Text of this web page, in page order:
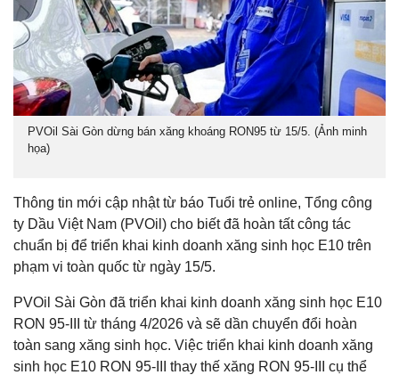
PVOil Sài Gòn dừng bán xăng khoáng RON95 từ 15/5. (Ảnh minh
họa)
Thông tin mới cập nhật từ báo Tuổi trẻ online, Tổng công
ty Dầu Việt Nam (PVOil) cho biết đã hoàn tất công tác
chuẩn bị để triển khai kinh doanh xăng sinh học E10 trên
phạm vi toàn quốc từ ngày 15/5.
PVOil Sài Gòn đã triển khai kinh doanh xăng sinh học E10
RON 95-III từ tháng 4/2026 và sẽ dần chuyển đổi hoàn
toàn sang xăng sinh học. Việc triển khai kinh doanh xăng
sinh học E10 RON 95-III thay thế xăng RON 95-III cụ thể